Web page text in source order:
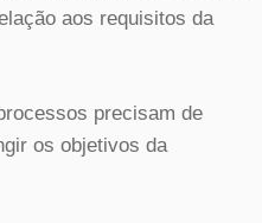
aos requisitos da
precisam de
os objetivos da